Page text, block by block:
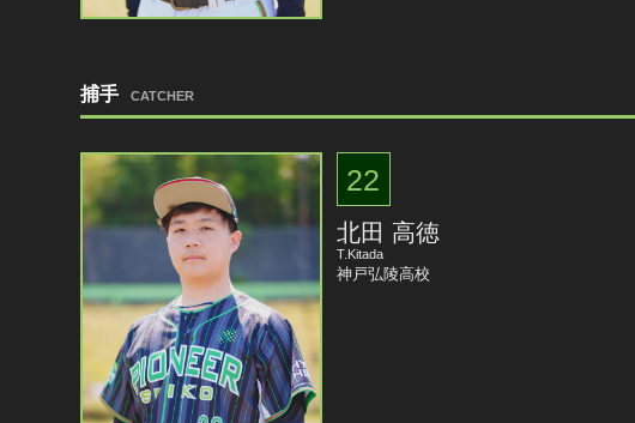
捕手 CATCHER
22
北田 高徳
T.Kitada
神戸弘陵高校